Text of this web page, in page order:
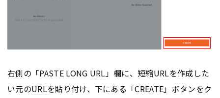
右側の「PASTE LONG URL」欄に、短縮URLを作成した
い元のURLを貼り付け、下にある「CREATE」ボタンをク